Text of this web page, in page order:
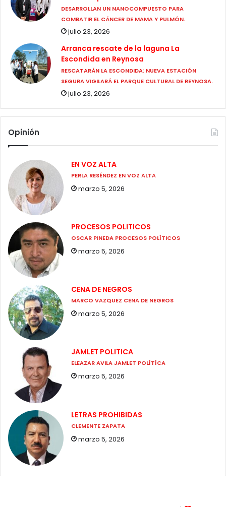
DESARROLLAN UN NANOCOMPUESTO PARA
COMBATIR EL CÁNCER DE MAMA Y PULMÓN.
julio 23, 2026
Arranca rescate de la laguna La
Escondida en Reynosa
RESCATARÁN LA ESCONDIDA: NUEVA ESTACIÓN
SEGURA VIGILARÁ EL PARQUE CULTURAL DE REYNOSA.
julio 23, 2026
Opinión
EN VOZ ALTA
PERLA RESÉNDEZ EN VOZ ALTA
marzo 5, 2026
PROCESOS POLITICOS
OSCAR PINEDA PROCESOS POLÍTICOS
marzo 5, 2026
CENA DE NEGROS
MARCO VAZQUEZ CENA DE NEGROS
marzo 5, 2026
JAMLET POLITICA
ELEAZAR AVILA JAMLET POLÍTÍCA
marzo 5, 2026
LETRAS PROHIBIDAS
CLEMENTE ZAPATA
marzo 5, 2026